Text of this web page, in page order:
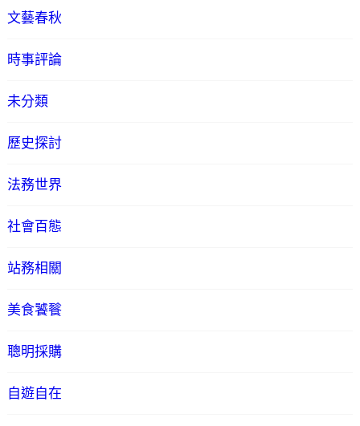
文藝春秋
時事評論
未分類
歷史探討
法務世界
社會百態
站務相關
美食饕餮
聰明採購
自遊自在